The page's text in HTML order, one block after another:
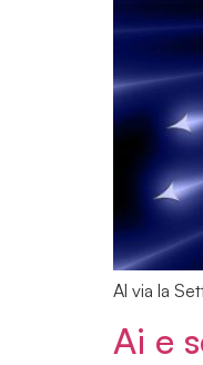
Al via la
Ai e